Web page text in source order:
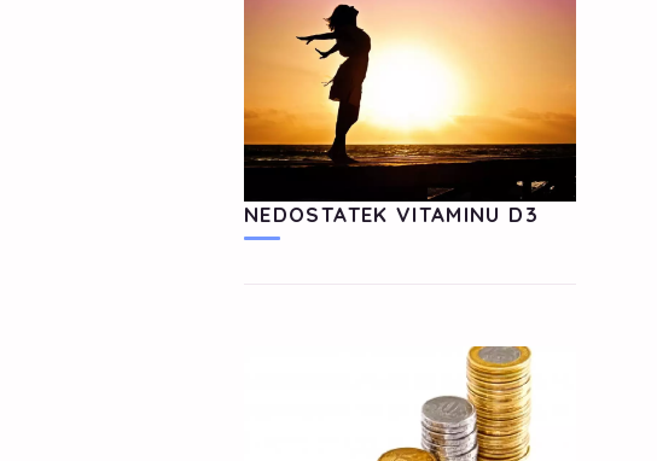
NEDOSTATEK VITAMINU D3